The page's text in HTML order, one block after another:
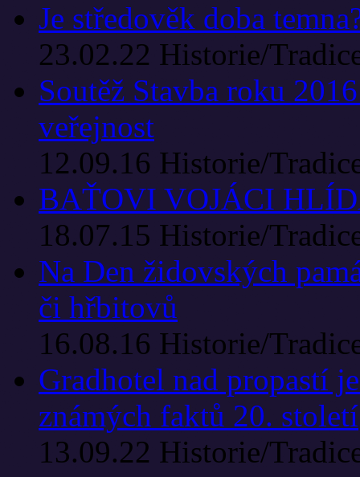
Je středověk doba
23.02.22 Historie/
Soutěž Stavba roku
veřejnost
12.09.16 Historie/
BAŤOVI VOJÁCI
18.07.15 Historie/
Na Den židovských
či hřbitovů
16.08.16 Historie/
Gradhotel nad propastí
známých faktů 20. století
13.09.22 Historie/